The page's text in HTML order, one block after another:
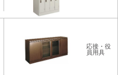
応接・役
員用具